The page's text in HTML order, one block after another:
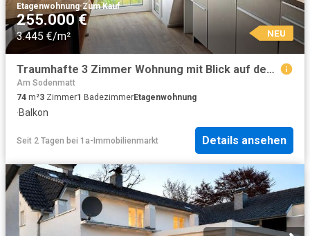
Etagenwohnung·Zum Kauf
255.000 €
3.445 €/m² NEU
Traumhafte 3 Zimmer Wohnung mit Blick auf den Teich
Am Sodenmatt
74 m²3 Zimmer1 BadezimmerEtagenwohnung
·Balkon
Seit 2 Tagen bei 1a-Immobilienmarkt Details ansehen